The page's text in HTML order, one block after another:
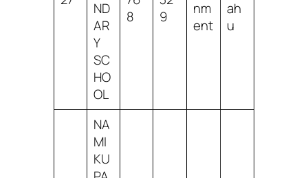
ND
AR
Y
SC
HO
OL
8
9
nm
ent
ah
u
NA
MI
KU